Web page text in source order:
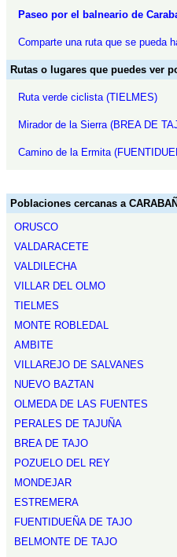
Paseo por el balneario de
Comparte una ruta que se pueda
Rutas o lugares que puedes ver
Ruta verde ciclista (TIELMES)
Mirador de la Sierra (BREA DE
Camino de la Ermita
Poblaciones cercanas a
ORUSCO
VALDARACETE
VALDILECHA
VILLAR DEL OLMO
TIELMES
MONTE ROBLEDAL
AMBITE
VILLAREJO DE SALVANES
NUEVO BAZTAN
OLMEDA DE LAS FUENTES
PERALES DE TAJUÑA
BREA DE TAJO
POZUELO DEL REY
MONDEJAR
ESTREMERA
FUENTIDUEÑA DE TAJO
BELMONTE DE TAJO